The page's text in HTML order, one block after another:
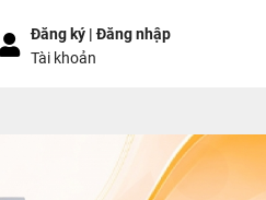
Đăng ký |Đăng nhập
Tài khoản